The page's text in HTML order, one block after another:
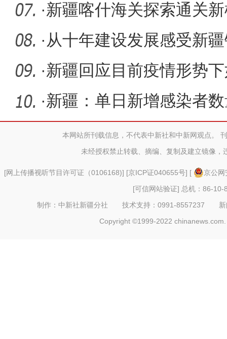
条航线
·新疆喀什海关探索通关
通道
· 从十年建设发展感受新
·新疆回应目前疫情形势
正常供应
·新疆：单日新增感染者
控形势处
本网站所刊载信息，不代表中新社和中新网观点。
未经授权禁止转载、摘编、复制及建立镜像，
[网上传播视听节目许可证（0106168)] [京ICP证040655号] [
京公
[可信网站验证] 总机：86-10-
制作：中新社新疆分社 技术支持：0991-8557237
Copyright ©1999-2022